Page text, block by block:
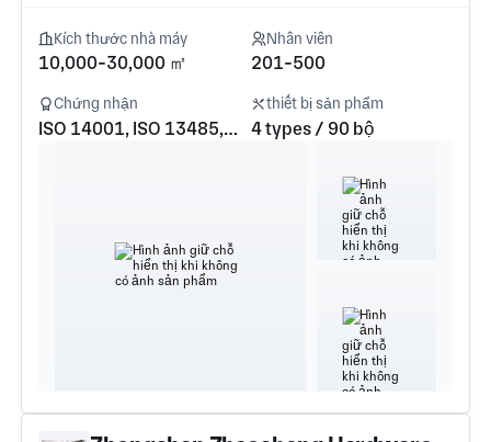
Kích thước nhà máy
10,000-30,000 ㎡
Nhân viên
201-500
Chứng nhận
ISO 14001, ISO 13485, ISO 45001, ISO 9001
thiết bị sản phẩm
4 types / 90 bộ